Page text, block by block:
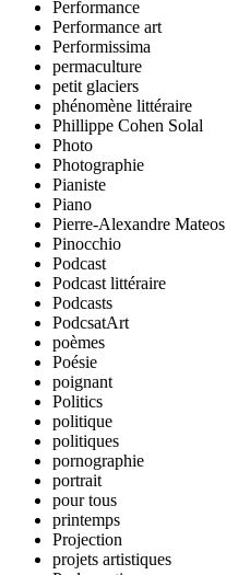
Performance
Performance art
Performissima
permaculture
petit glaciers
phénomène littéraire
Phillippe Cohen Solal
Photo
Photographie
Pianiste
Piano
Pierre-Alexandre Mateos
Pinocchio
Podcast
Podcast littéraire
Podcasts
PodcsatArt
poèmes
Poésie
poignant
Politics
politique
politiques
pornographie
portrait
pour tous
printemps
Projection
projets artistiques